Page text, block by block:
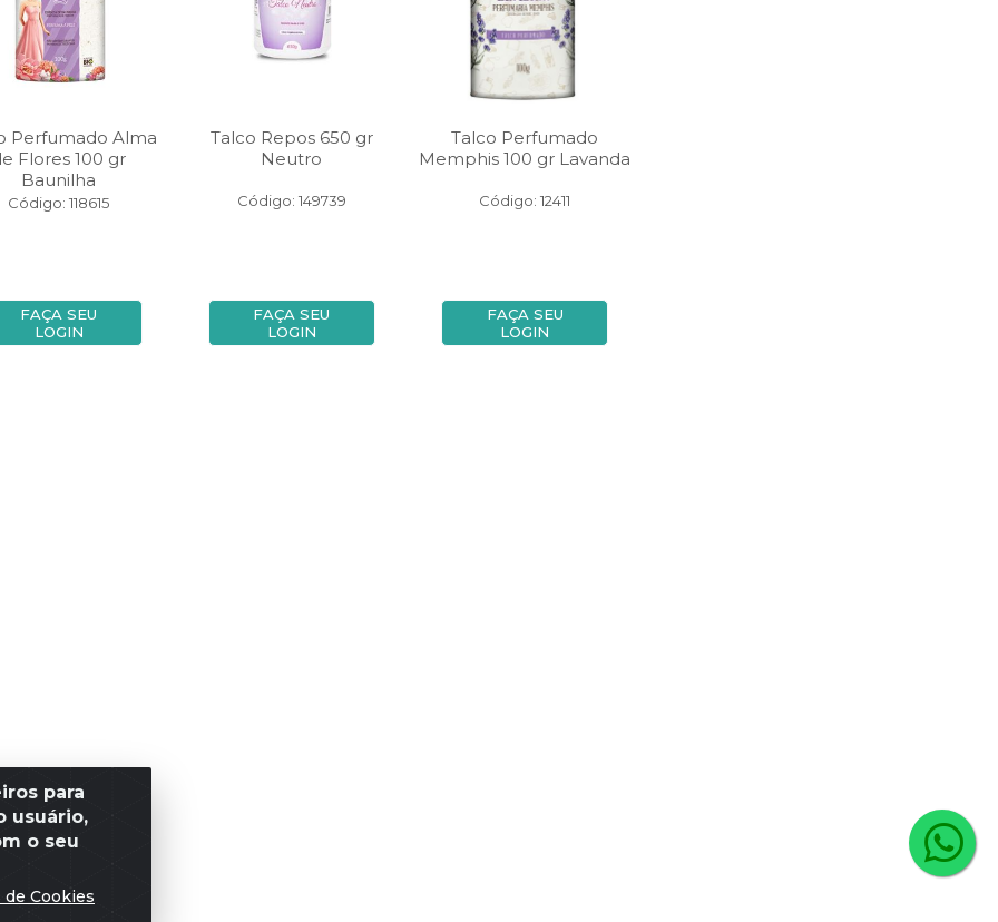
Perfumado Alma
Flores 100 gr
Baunilha
Código: 118615
FAÇA SEU
LOGIN
Talco Repos 650 gr
Neutro
Código: 149739
FAÇA SEU
LOGIN
Talco Perfumado
Memphis 100 gr Lavanda
Código: 12411
FAÇA SEU
LOGIN
para
usuário,
o seu
Cookies